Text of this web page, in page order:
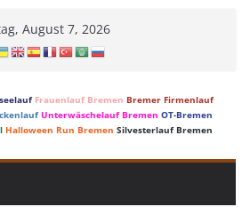
August 7, 2026
Frauenlauf Bremen Bremer Firmenlauf
Unterwäschelauf Bremen OT-Bremen
Halloween Run Bremen Silvesterlauf Bremen